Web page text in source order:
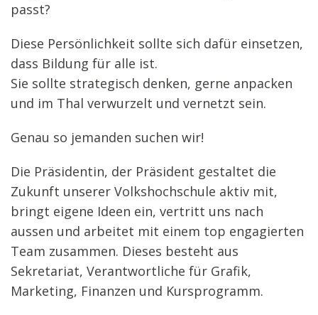
passt?
Diese Persönlichkeit sollte sich dafür einsetzen,
dass Bildung für alle ist.
Sie sollte strategisch denken, gerne anpacken
und im Thal verwurzelt und vernetzt sein.
Genau so jemanden suchen wir!
Die Präsidentin, der Präsident gestaltet die
Zukunft unserer Volkshochschule aktiv mit,
bringt eigene Ideen ein, vertritt uns nach
aussen und arbeitet mit einem top engagierten
Team zusammen. Dieses besteht aus
Sekretariat, Verantwortliche für Grafik,
Marketing, Finanzen und Kursprogramm.